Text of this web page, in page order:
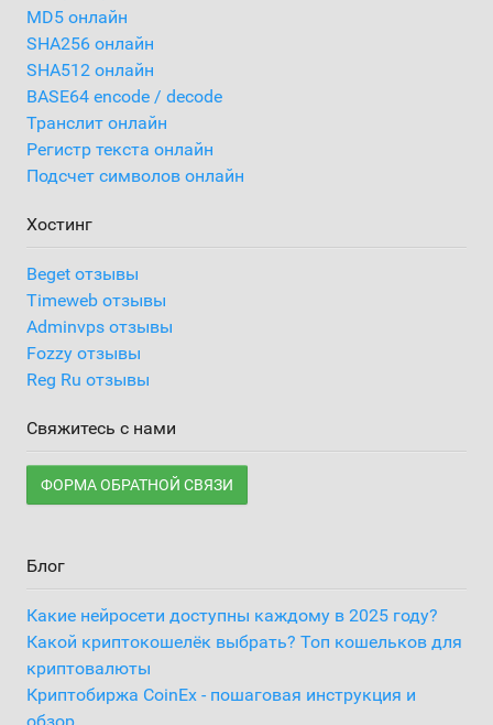
MD5 онлайн
SHA256 онлайн
SHA512 онлайн
BASE64 encode / decode
Транслит онлайн
Регистр текста онлайн
Подсчет символов онлайн
Хостинг
Beget отзывы
Timeweb отзывы
Adminvps отзывы
Fozzy отзывы
Reg Ru отзывы
Свяжитесь с нами
ФОРМА ОБРАТНОЙ СВЯЗИ
Блог
Какие нейросети доступны каждому в 2025 году?
Какой криптокошелёк выбрать? Топ кошельков для
криптовалюты
Криптобиржа CoinEx - пошаговая инструкция и